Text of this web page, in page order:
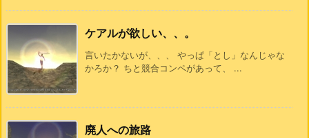
ケアルが欲しい、、。
言いたかないが、、、 やっぱ「とし」なんじゃな
かろか？ ちと競合コンペがあって、 ...
廃人への旅路